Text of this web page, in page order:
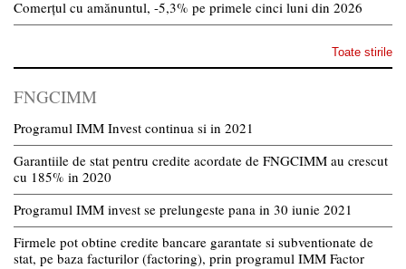
Comerțul cu amănuntul, -5,3% pe primele cinci luni din 2026
Toate stirile
FNGCIMM
Programul IMM Invest continua si in 2021
Garantiile de stat pentru credite acordate de FNGCIMM au crescut
cu 185% in 2020
Programul IMM invest se prelungeste pana in 30 iunie 2021
Firmele pot obtine credite bancare garantate si subventionate de
stat, pe baza facturilor (factoring), prin programul IMM Factor